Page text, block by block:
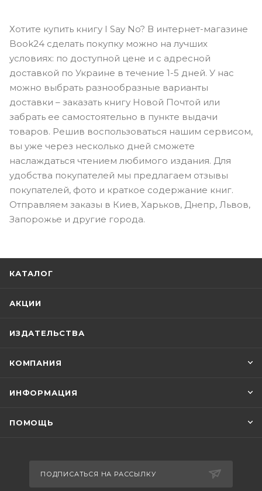
Хотите купить книгу I Say No? В интернет-магазине
Book24 сделать покупку можно на лучших
условиях: по доступной цене и с адресной
доставкой по Украине в течение 1-5 дней. У нас
можно выбрать разнообразные варианты
доставки – заказать книгу Новой Почтой или
забрать ее самостоятельно в пункте выдачи
товаров. Решив воспользоваться нашим сервисом,
вы уже через несколько дней сможете
наслаждаться чтением любимого издания. Для
удобства покупателей мы предлагаем отзывы
покупателей, фото и краткое содержание книг.
Отправляем заказы в Киев, Харьков, Днепр, Львов,
Запорожье и другие города.
КАТАЛОГ
АКЦИИ
ИЗДАТЕЛЬСТВА
КОМПАНИЯ
ИНФОРМАЦИЯ
ПОМОЩЬ
ПОДПИСАТЬСЯ НА РАССЫЛКУ